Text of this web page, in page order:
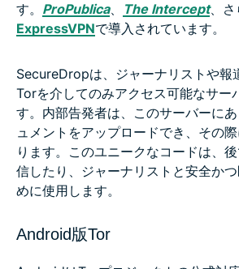
す。 ProPublica、 The Intercept、さ
ExpressVPNで導入されています。
SecureDropは、ジャーナリストや報
Torを介してのみアクセス可能なサー
す。内部告発者は、このサーバーに
ュメントをアップロードでき、その
ります。このユニークなコードは、
信したり、ジャーナリストと安全か
めに使用します。
Android版Tor